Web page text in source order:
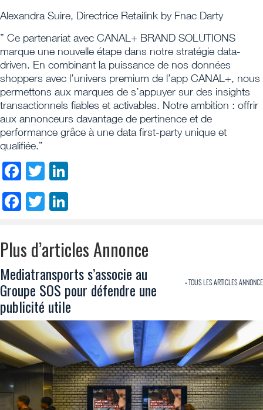
Alexandra Suire, Directrice Retailink by Fnac Darty
” Ce partenariat avec CANAL+ BRAND SOLUTIONS
marque une nouvelle étape dans notre stratégie data-
driven. En combinant la puissance de nos données
shoppers avec l’univers premium de l’app CANAL+, nous
permettons aux marques de s’appuyer sur des insights
transactionnels fiables et activables. Notre ambition : offrir
aux annonceurs davantage de pertinence et de
performance grâce à une data first-party unique et
qualifiée.”
Facebook
Twitter
Facebook
Twitter
Plus d’articles Annonce
+ TOUS LES ARTICLES ANNONCE
Mediatransports s’associe au
Groupe SOS pour défendre une
publicité utile